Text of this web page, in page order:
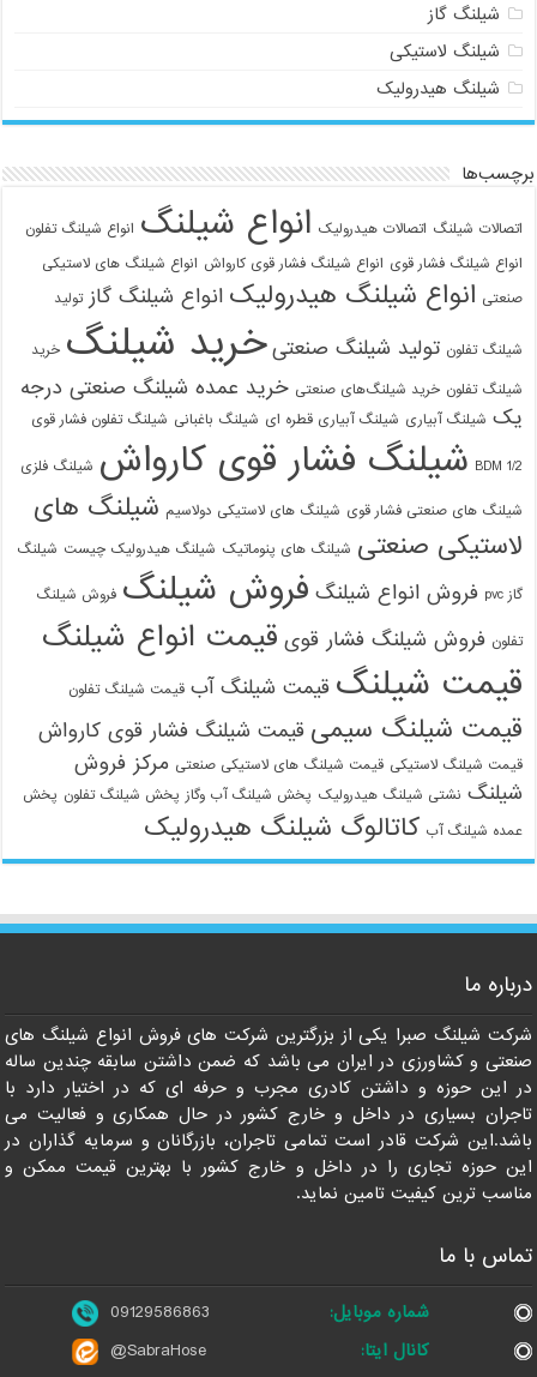
شیلنگ گاز
شیلنگ لاستیکی
شیلنگ هیدرولیک
برچسب‌ها
اتصالات شیلنگ اتصالات هیدرولیک انواع شیلنگ انواع شیلنگ تفلون
انواع شیلنگ فشار قوی انواع شیلنگ فشار قوی کارواش انواع شیلنگ های لاستیکی
صنعتی انواع شیلنگ هیدرولیک انواع شیلنگ گاز تولید
شیلنگ تفلون تولید شیلنگ صنعتی خرید شیلنگ خرید
شیلنگ تفلون خرید شیلنگ‌های صنعتی خرید عمده شیلنگ صنعتی درجه
یک شیلنگ آبیاری شیلنگ آبیاری قطره ای شیلنگ باغبانی شیلنگ تفلون فشار قوی
1/2 BDM شیلنگ فشار قوی کارواش شیلنگ فلزی
شیلنگ های صنعتی فشار قوی شیلنگ های لاستیکی دولاسیم شیلنگ های
لاستیکی صنعتی شیلنگ های پنوماتیک شیلنگ هیدرولیک چیست شیلنگ
گاز pvc فروش انواع شیلنگ فروش شیلنگ فروش شیلنگ
تفلون فروش شیلنگ فشار قوی قیمت انواع شیلنگ
قیمت شیلنگ قیمت شیلنگ آب قیمت شیلنگ تفلون
قیمت شیلنگ سیمی قیمت شیلنگ فشار قوی کارواش
قیمت شیلنگ لاستیکی قیمت شیلنگ های لاستیکی صنعتی مرکز فروش
شیلنگ نشتی شیلنگ هیدرولیک پخش شیلنگ آب وگاز پخش شیلنگ تفلون پخش
عمده شیلنگ آب کاتالوگ شیلنگ هیدرولیک
درباره ما
شرکت شیلنگ صبرا یکی از بزرگترین شرکت های فروش انواع شیلنگ های
صنعتی و کشاورزی در ایران می باشد که ضمن داشتن سابقه چندین ساله
در این حوزه و داشتن کادری مجرب و حرفه ای که در اختیار دارد با
تاجران بسیاری در داخل و خارج کشور در حال همکاری و فعالیت می
باشد.این شرکت قادر است تمامی تاجران، بازرگانان و سرمایه گذاران در
این حوزه تجاری را در داخل و خارج کشور با بهترین قیمت ممکن و
مناسب ترین کیفیت تامین نماید.
تماس با ما
شماره موبایل:
09129586863
کانال ایتا:
@SabraHose
09129586863